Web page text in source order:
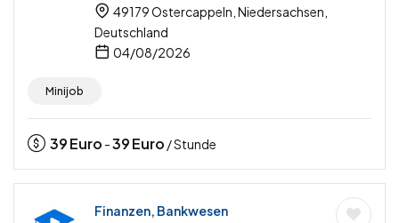
49179 Ostercappeln, Niedersachsen,
Deutschland
04/08/2026
Minijob
39Euro -39Euro / Stunde
Finanzen, Bankwesen